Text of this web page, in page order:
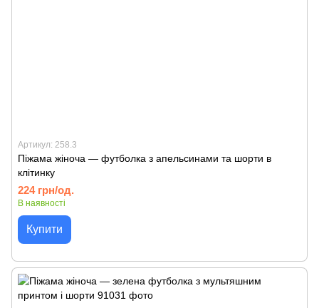
Артикул: 258.3
Піжама жіноча — футболка з апельсинами та шорти в
клітинку
224 грн/од.
В наявності
Купити